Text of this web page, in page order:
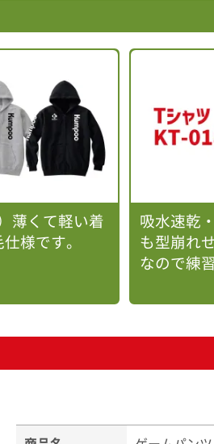
薄くて軽い着
様です。
吸水速乾
も型崩れ
なので練